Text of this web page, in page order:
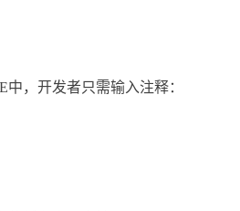
，开发者只需输入注释：